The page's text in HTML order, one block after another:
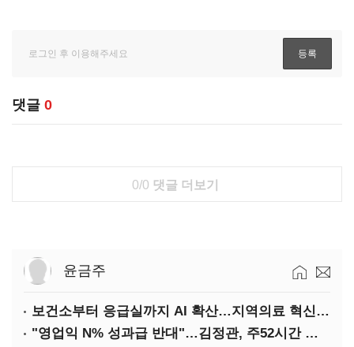
댓글 0
0/0 댓글 더보기
윤금주
보건소부터 응급실까지 AI 확산…지역의료 혁신 본격화
"영업익 N% 성과급 반대"…김정관, 주52시간 손질 예고